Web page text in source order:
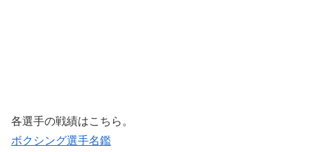
各選手の戦績はこちら。
ボクシング選手名鑑